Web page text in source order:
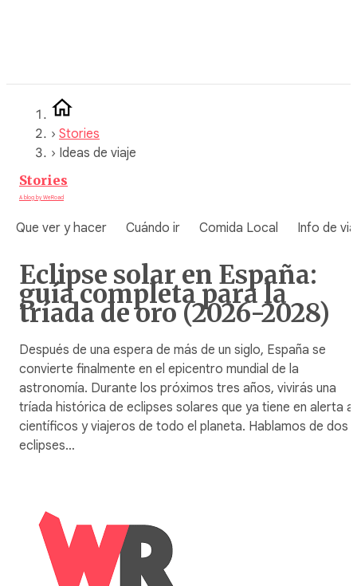
› Stories
› Ideas de viaje
Stories
A blog by WeRoad
Que ver y hacer Cuándo ir Comida Local Info de
Eclipse solar en España:
guía completa para la
tríada de oro (2026-2028)
Después de una espera de más de un siglo, España se
convierte finalmente en el epicentro mundial de la
astronomía. Durante los próximos tres años, vivirás una
tríada histórica de eclipses solares que ya tiene en alerta a
científicos y viajeros de todo el planeta. Hablamos de dos
eclipses…